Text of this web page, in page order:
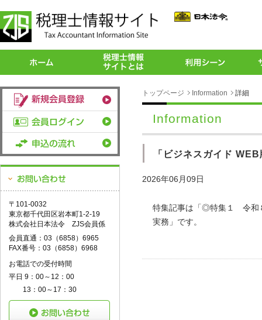
〒101-0032
東京都千代田区岩本町1-2-19
株式会社日本法令 ZJS会員係
会員直通：03（6858）6965
FAX番号：03（6858）6968
お電話での受付時間
平日 9：00～12：00
13：00～17：30
トップページ Information 詳細
Information
「ビジネスガイド
2026年06月09日
特集記事は「◎特集１ 令和
実務」です。